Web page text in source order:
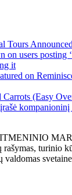
Tours
on users posting
it
on
Carrots (Easy
kompanioninį
turinio
valdomas